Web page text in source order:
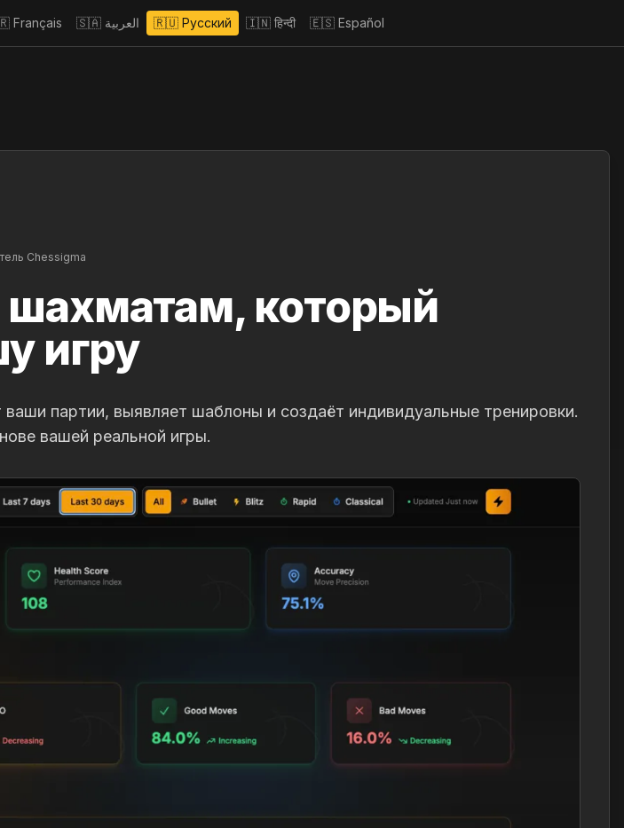
Français 🇸🇦 العربية 🇷🇺 Русский 🇮🇳 हिन्दी 🇪🇸 Español
Chessigma
который
игру
партии, выявляет шаблоны и создаёт индивидуальные тренировки.
вашей реальной игры.